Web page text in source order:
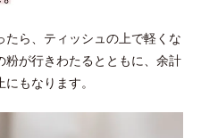
ら、ティッシュの上で軽くな
粉が行きわたるとともに、余計
もなります。